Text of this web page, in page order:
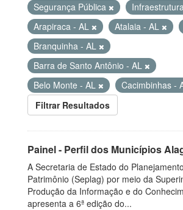
Segurança Pública
Arapiraca - AL
Atalaia - AL
Branquinha - AL
Barra de Santo Antônio - AL
Belo Monte - AL
Cacimbinhas -
Filtrar Resultados
Painel - Perfil dos Municípios
A Secretaria de Estado do
Patrimônio (Seplag) por meio da
Produção da Informação e do
apresenta a 6ª edição do...